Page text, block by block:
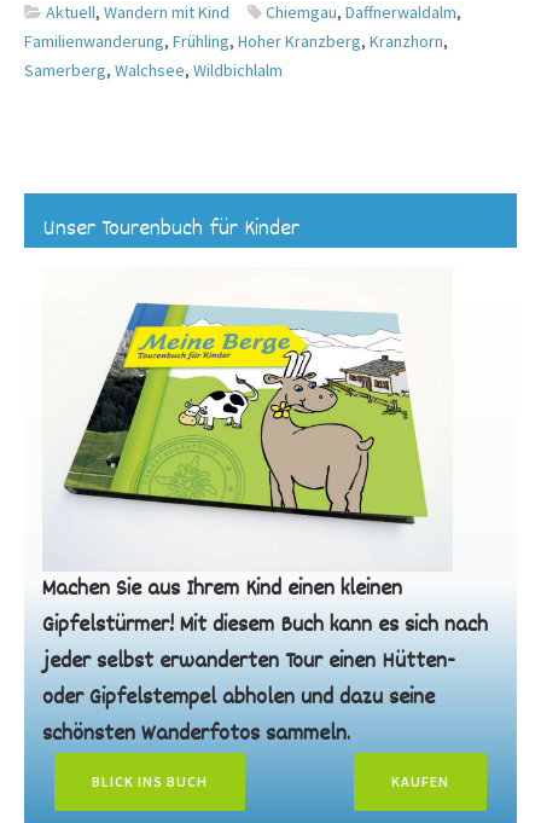
Aktuell, Wandern mit Kind Chiemgau, Daffnerwaldalm,
Familienwanderung, Frühling, Hoher Kranzberg, Kranzhorn,
Samerberg, Walchsee, Wildbichlalm
Unser Tourenbuch für Kinder
Machen Sie aus Ihrem Kind einen kleinen
Gipfelstürmer! Mit diesem Buch kann es sich nach
jeder selbst erwanderten Tour einen Hütten-
oder Gipfelstempel abholen und dazu seine
schönsten Wanderfotos sammeln.
BLICK INS BUCH KAUFEN